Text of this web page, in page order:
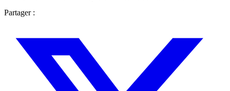
Partager :